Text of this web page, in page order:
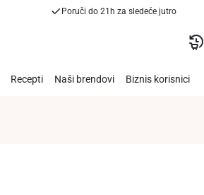
Poruči do 21h za sledeće jutro
Recepti Naši brendovi Biznis korisnici